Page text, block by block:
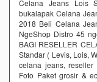
Celana Jeans Lois
bukalapak Celana
2018 Beli Celana
NgeShop Distro 45
BAGI RESELLER
Standar ( Levis, Lois,
celana jeans,
Foto Paket grosir &